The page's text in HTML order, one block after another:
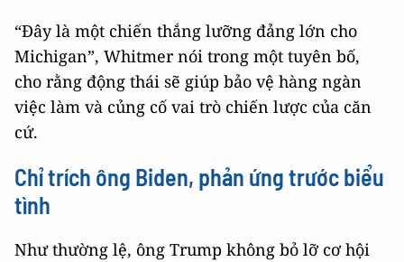
“Đây là một chiến thắng lưỡng đảng lớn cho
Michigan”, Whitmer nói trong một tuyên bố,
cho rằng động thái sẽ giúp bảo vệ hàng ngàn
việc làm và củng cố vai trò chiến lược của căn
cứ.
Chỉ trích ông Biden, phản ứng trước biểu
tình
Như thường lệ, ông Trump không bỏ lỡ cơ hội